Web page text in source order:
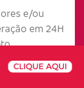
e/ou
em 24H